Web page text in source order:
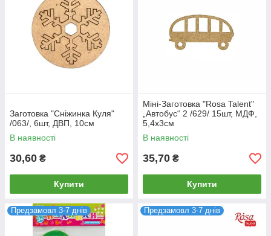
Заготовка "Сніжинка Куля"
/063/, 6шт, ДВП, 10см
В наявності
30,60 ₴
Купити
Міні-Заготовка "Rosa Talent"
„Автобус“ 2 /629/ 15шт, МДФ,
5,4х3см
В наявності
35,70 ₴
Купити
Предзамовл 3-7 днів Предзамовл 3-7 днів